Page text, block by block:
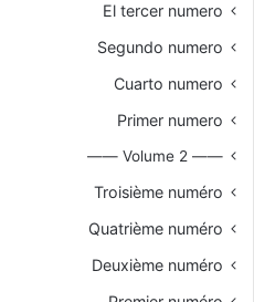
El tercer numero
Segundo numero
Cuarto numero
Primer numero
—— Volume 2 ——
Troisième numéro
Quatrième numéro
Deuxième numéro